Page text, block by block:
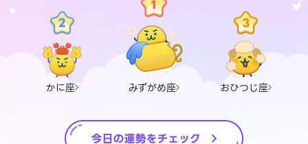
かに座 みずがめ座 おひつじ座